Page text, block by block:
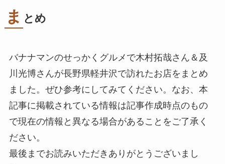
ま とめ
バナナマンのせっかくグルメで木村拓哉さん＆及
川光博さんが長野県軽井沢で訪れたお店をまとめ
ました。ぜひ参考にしてみてください。なお、本
記事に掲載されている情報は記事作成時点のもの
で現在の情報と異なる場合があることをご了承く
ださい。
最後までお読みいただきありがとうございまし